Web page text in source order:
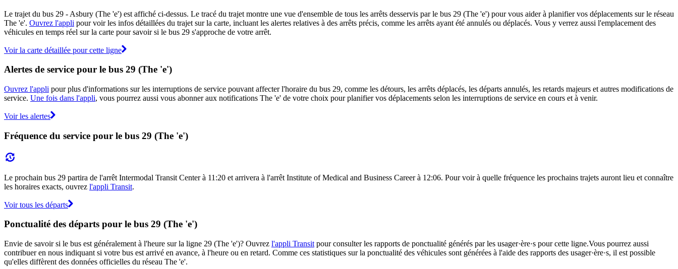
Le trajet du bus 29 - Asbury (The 'e') est affiché ci-dessus. Le tracé du trajet montre une vue d'ensemble de tous les arrêts desservis par le bus 29 (The 'e') pour vous aider à planifier vos déplacements sur le réseau
The 'e'. Ouvrez l'appli pour voir les infos détaillées du trajet sur la carte, incluant les alertes relatives à des arrêts précis, comme les arrêts ayant été annulés ou déplacés. Vous y verrez aussi l'emplacement des
véhicules en temps réel sur la carte pour savoir si le bus 29 s'approche de votre arrêt.
Voir la carte détaillée pour cette ligne
Alertes de service pour le bus 29 (The 'e')
Ouvrez l'appli pour plus d'informations sur les interruptions de service pouvant affecter l'horaire du bus 29, comme les détours, les arrêts déplacés, les départs annulés, les retards majeurs et autres modifications de
service. Une fois dans l'appli, vous pourrez aussi vous abonner aux notifications The 'e' de votre choix pour planifier vos déplacements selon les interruptions de service en cours et à venir.
Voir les alertes
Fréquence du service pour le bus 29 (The 'e')
Le prochain bus 29 partira de l'arrêt Intermodal Transit Center à 11:20 et arrivera à l'arrêt Institute of Medical and Business Career à 12:06. Pour voir à quelle fréquence les prochains trajets auront lieu et connaître
les horaires exacts, ouvrez l'appli Transit.
Voir tous les départs
Ponctualité des départs pour le bus 29 (The 'e')
Envie de savoir si le bus est généralement à l'heure sur la ligne 29 (The 'e')? Ouvrez l'appli Transit pour consulter les rapports de ponctualité générés par les usager·ère·s pour cette ligne.Vous pourrez aussi
contribuer en nous indiquant si votre bus est arrivé en avance, à l'heure ou en retard. Comme ces statistiques sur la ponctualité des véhicules sont générées à l'aide des rapports des usager·ère·s, il est possible
qu'elles diffèrent des données officielles du réseau The 'e'.